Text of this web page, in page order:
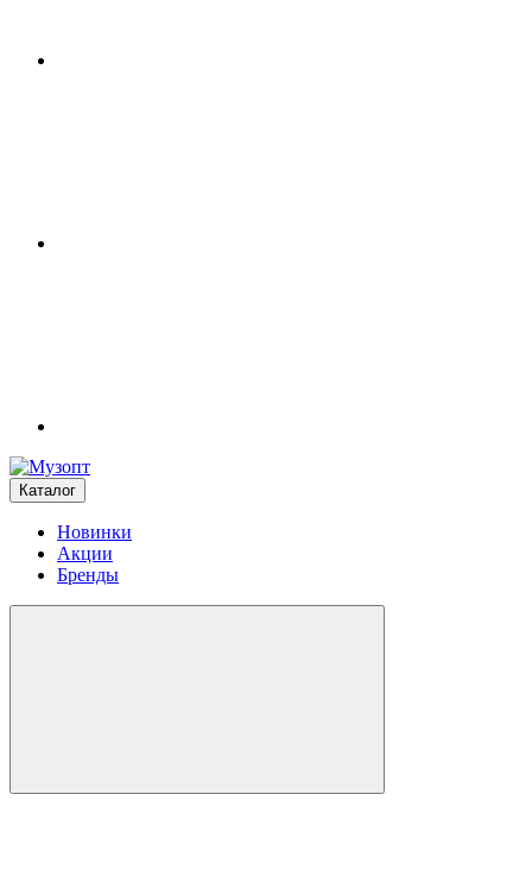
Каталог
Новинки
Акции
Бренды